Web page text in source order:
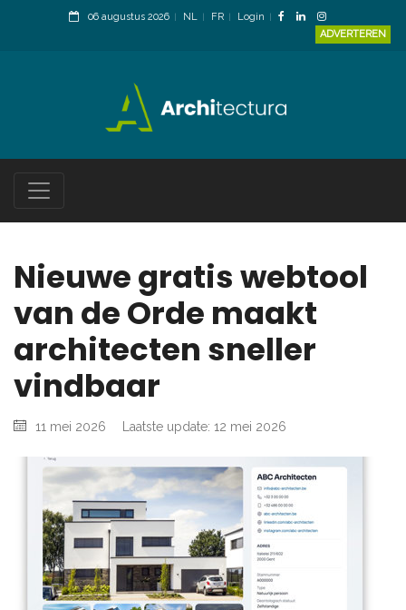
06 augustus 2026 NL FR
Login
ADVERTEREN
Nieuwe gratis webtool
van de Orde maakt
architecten sneller
vindbaar
11 mei 2026 Laatste update: 12 mei 2026